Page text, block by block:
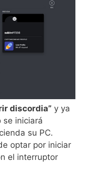
discordia” y ya
se iniciará
su PC.
optar por iniciar
el interruptor